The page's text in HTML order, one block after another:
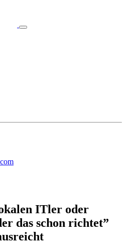
ITler oder
das schon richtet”